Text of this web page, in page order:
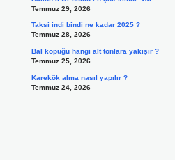
Temmuz 29, 2026
Taksi indi bindi ne kadar 2025 ?
Temmuz 28, 2026
Bal köpüğü hangi alt tonlara yakışır ?
Temmuz 25, 2026
Karekök alma nasıl yapılır ?
Temmuz 24, 2026